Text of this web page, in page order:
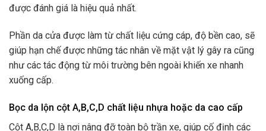
được đánh giá là hiệu quả nhất.
Phần da cửa được làm từ chất liệu cứng cáp, độ bền cao, sẽ
giúp hạn chế được những tác nhân về mặt vật lý gây ra cũng
như các tác động từ môi trường bên ngoài khiến xe nhanh
xuống cấp.
Bọc da lộn cột A,B,C,D chất liệu nhựa hoặc da cao cấp
Cột A,B,C,D là nơi nâng đỡ toàn bộ trần xe, giúp cố định các